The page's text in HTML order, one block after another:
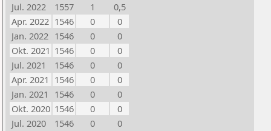
Jul. 2022
1557 1
0,5
Apr. 2022 1546 0
0
Jan. 2022 1546 0
0
Okt. 2021 1546 0
0
Jul. 2021
1546 0
0
Apr. 2021 1546 0
0
Jan. 2021
1546 0
0
Okt. 2020 1546 0
0
Jul. 2020
1546 0
0